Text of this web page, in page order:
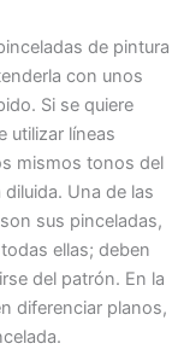
de pintura
con unos
Si se quiere
utilizar líneas
mismos tonos del
Una de las
sus pinceladas,
ellas; deben
del patrón. En la
diferenciar planos,